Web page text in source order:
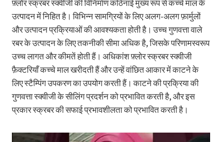
फ़्लोर स्क्रबर स्क्वीजी की विनिर्माण कठिनाई मुख्य रूप से कच्चे माल के
उत्पादन में निहित है। विभिन्न सामग्रियों के लिए अलग-अलग फ़ार्मुलों
और उत्पादन प्रक्रियाओं की आवश्यकता होती है। उच्च गुणवत्ता वाले
रबर के उत्पादन के लिए तकनीकी सीमा अधिक है, जिसके परिणामस्वरूप
उच्च लागत और कीमतें होती हैं। अधिकांश फ़्लोर स्क्रबर स्क्वीजी
फ़ैक्टरियाँ कच्चे माल खरीदती हैं और उन्हें वांछित आकार में काटने के
लिए स्टैम्पिंग उपकरण का उपयोग करती हैं। काटने की प्रक्रिया की
गुणवत्ता स्क्वीजी के सीलिंग प्रदर्शन को प्रभावित करती है, और इस
प्रकार स्क्रबर की सफाई प्रभावशीलता को प्रभावित करती है।